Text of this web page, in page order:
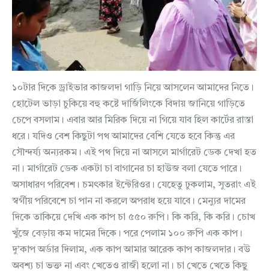
১০টার দিকে ড্রাইভার কাজলদা গাড়ি নিয়ে আসলেন আমাদের নিতে।
হোটেল ভাড়া চুকিয়ে বহু কষ্টে দার্জিলিংকে বিদায় জানিয়ে গাড়িতে
চেপে বসলাম। এবার আর মিরিক দিয়ে না গিয়ে যাব হিল কার্টের রাস্তা
ধরে। যদিও বেশ কিছুটা পথ আমাদের বেশি যেতে হবে কিন্তু এর
সৌন্দর্য্য অন্যরকম। এই পথ দিয়ে না আসলে মার্গারেট ডেক দেখা হত
না। মার্গারেট ডেক একটা চা বাগানের চা হাউজ বলা যেতে পারে।
অসাধারণ পরিবেশ। চমৎকার ইন্টেরিওর। যেহেতু ঢুকলাম, সুতরাং এই
স্বর্গীয় পরিবেশে চা পান না করলে অপরাধ হয়ে যাবে। মেন্যুর দামের
দিকে তাকিয়ে দেখি এক কাপ চা ৫৫০ রুপি। কি করি, কি করি। চোখ
খুঁজে বেড়ায় কম দামের দিকে। পরে পেলাম ১০০ রুপি এক কাপ।
দু’কাপ অর্ডার দিলাম, এক কাপ আমার আরেক কাপ কাজলদার। বউ
অবশ্য চা ভক্ত না এবং খেতেও রাজী হলো না। চা খেতে খেতে কিছু